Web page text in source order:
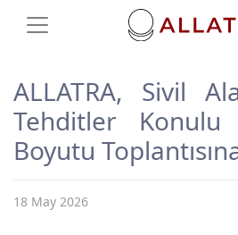
ALLATRA, Sivil
Tehditler Konulu
Boyutu
18 May 2026